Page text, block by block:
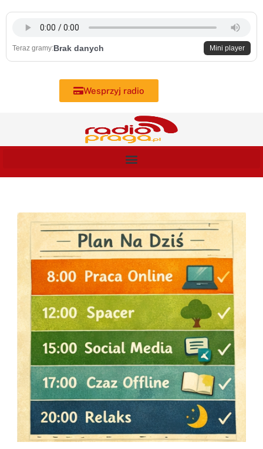
content
Teraz gramy:Brak danych Mini player
Wesprzyj radio